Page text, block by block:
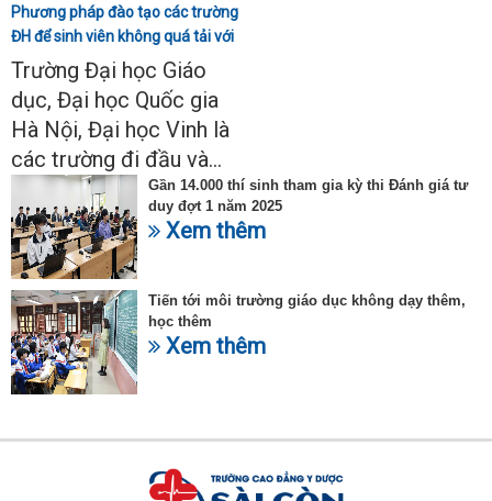
Phương pháp đào tạo các trường
ĐH để sinh viên không quá tải với
ngành Sư phạm Khoa học tự
nhiên
Trường Đại học Giáo
dục, Đại học Quốc gia
Hà Nội, Đại học Vinh là
các trường đi đầu và...
Gần 14.000 thí sinh tham gia kỳ thi Đánh giá tư
duy đợt 1 năm 2025
Xem thêm
Tiến tới môi trường giáo dục không dạy thêm,
học thêm
Xem thêm